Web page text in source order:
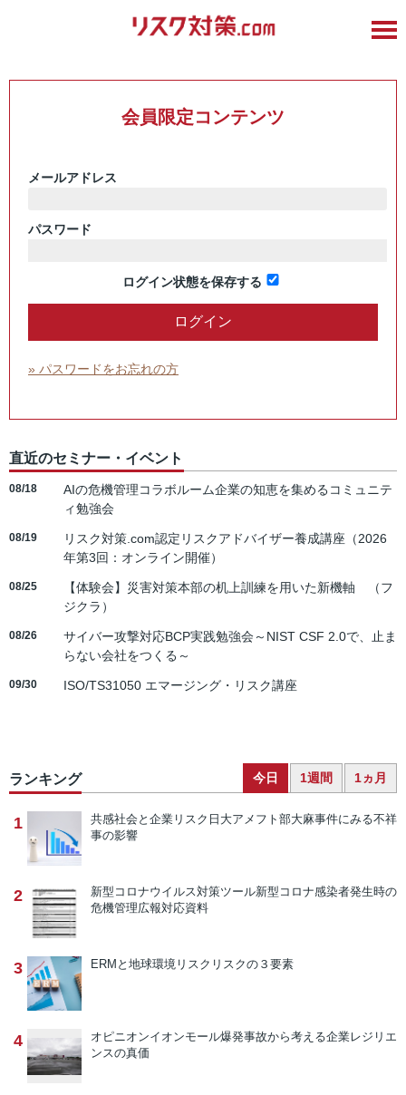
会員限定コンテンツ
メールアドレス
パスワード
ログイン状態を保存する
» パスワードをお忘れの方
直近のセミナー・イベント
08/18
AIの危機管理コラボルーム企業の知恵を集めるコミュニテ
ィ勉強会
08/19
リスク対策.com認定リスクアドバイザー養成講座（2026
年第3回：オンライン開催）
08/25
【体験会】災害対策本部の机上訓練を用いた新機軸 （フ
ジクラ）
08/26
サイバー攻撃対応BCP実践勉強会～NIST CSF 2.0で、止ま
らない会社をつくる～
09/30 ISO/TS31050 エマージング・リスク講座
ランキング 今日 1週間 1ヵ月
1 共感社会と企業リスク 日大アメフト部大麻事件にみる不祥
事の影響
2 新型コロナウイルス対策ツール新型コロナ感染者発生時の
危機管理広報対応資料
3 ERMと地球環境リスク リスクの３要素
4 オピニオンイオンモール爆発事故から考える企業レジリエ
ンスの真価